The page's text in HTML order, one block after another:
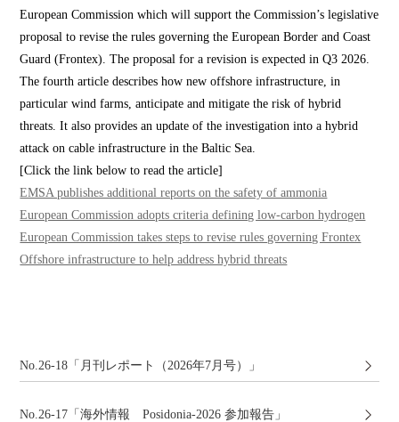
European Commission which will support the Commission’s legislative
proposal to revise the rules governing the European Border and Coast
Guard (Frontex). The proposal for a revision is expected in Q3 2026.
The fourth article describes how new offshore infrastructure, in
particular wind farms, anticipate and mitigate the risk of hybrid
threats. It also provides an update of the investigation into a hybrid
attack on cable infrastructure in the Baltic Sea.
[Click the link below to read the article]
EMSA publishes additional reports on the safety of ammonia
European Commission adopts criteria defining low-carbon hydrogen
European Commission takes steps to revise rules governing Frontex
Offshore infrastructure to help address hybrid threats
No.26-18「月刊レポート（2026年7月号）」
No.26-17「海外情報 Posidonia-2026 参加報告」